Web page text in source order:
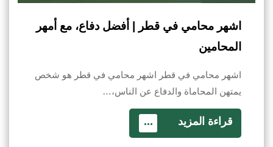
اشهر محامي في قطر | أفضل دفاع، مع أمهر
المحامين
اشهر محامي في قطر اشهر محامي في قطر هو شخص
يمتهن المحاماة والدفاع عن الناس،…
قراءة المزيد ...